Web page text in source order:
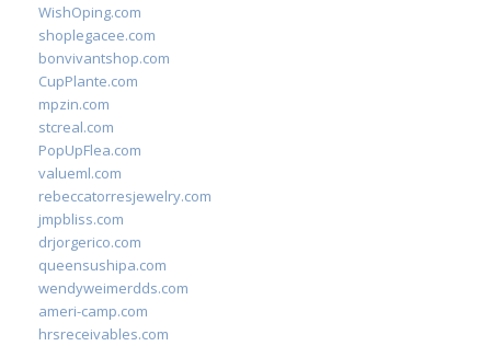
WishOping.com
shoplegacee.com
bonvivantshop.com
CupPlante.com
mpzin.com
stcreal.com
PopUpFlea.com
valueml.com
rebeccatorresjewelry.com
jmpbliss.com
drjorgerico.com
queensushipa.com
wendyweimerdds.com
ameri-camp.com
hrsreceivables.com